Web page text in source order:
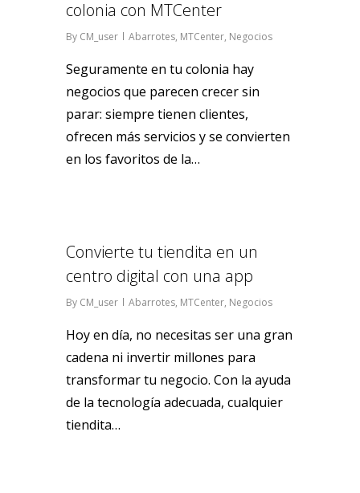
colonia con MTCenter
By CM_user Abarrotes, MTCenter, Negocios
Seguramente en tu colonia hay
negocios que parecen crecer sin
parar: siempre tienen clientes,
ofrecen más servicios y se convierten
en los favoritos de la…
Convierte tu tiendita en un
centro digital con una app
By CM_user Abarrotes, MTCenter, Negocios
Hoy en día, no necesitas ser una gran
cadena ni invertir millones para
transformar tu negocio. Con la ayuda
de la tecnología adecuada, cualquier
tiendita…